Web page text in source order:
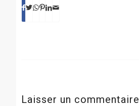
Laisser un commentaire